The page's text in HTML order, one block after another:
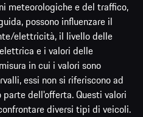
meteorologiche e del traffico,
possono influenzare il
elettricità, il livello delle
e i valori delle
in cui i valori sono
essi non si riferiscono ad
parte dell'offerta. Questi valori
diversi tipi di veicoli.